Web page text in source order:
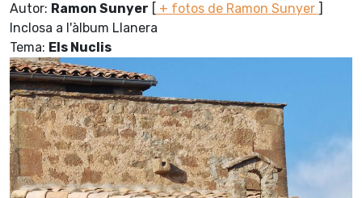
Autor: Ramon Sunyer [ + fotos de Ramon Sunyer ]
Inclosa a l'àlbum Llanera
Tema: Els Nuclis